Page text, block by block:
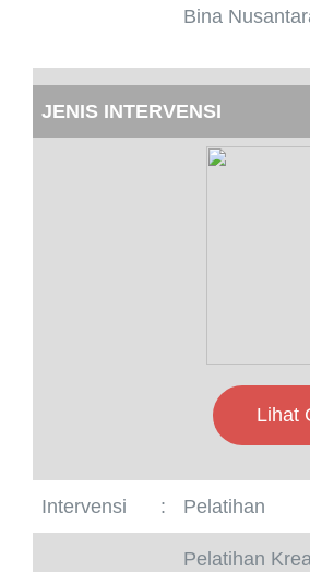
Bina
JENIS INTERVENSI
Lihat
Intervensi : Pelatihan
Pelatihan